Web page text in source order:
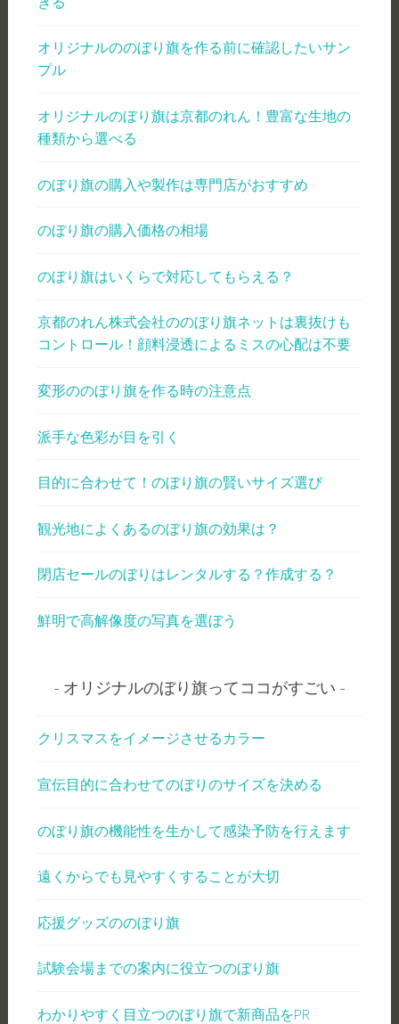
オリジナルののぼり旗を作る前に確認したいサン
プル
オリジナルのぼり旗は京都のれん！豊富な生地の
種類から選べる
のぼり旗の購入や製作は専門店がおすすめ
のぼり旗の購入価格の相場
のぼり旗はいくらで対応してもらえる？
京都のれん株式会社ののぼり旗ネットは裏抜けも
コントロール！顔料浸透によるミスの心配は不要
変形ののぼり旗を作る時の注意点
派手な色彩が目を引く
目的に合わせて！のぼり旗の賢いサイズ選び
観光地によくあるのぼり旗の効果は？
閉店セールのぼりはレンタルする？作成する？
鮮明で高解像度の写真を選ぼう
オリジナルのぼり旗ってココがすごい
クリスマスをイメージさせるカラー
宣伝目的に合わせてのぼりのサイズを決める
のぼり旗の機能性を生かして感染予防を行えます
遠くからでも見やすくすることが大切
応援グッズののぼり旗
試験会場までの案内に役立つのぼり旗
わかりやすく目立つのぼり旗で新商品をPR